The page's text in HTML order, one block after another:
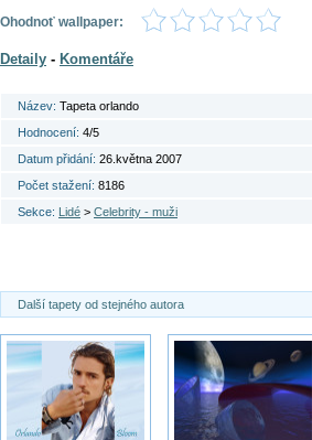
Ohodnoť wallpaper:
Detaily - Komentáře
Název: Tapeta orlando
Hodnocení: 4/5
Datum přidání: 26.května 2007
Počet stažení: 8186
Sekce: Lidé > Celebrity - muži
Další tapety od stejného autora